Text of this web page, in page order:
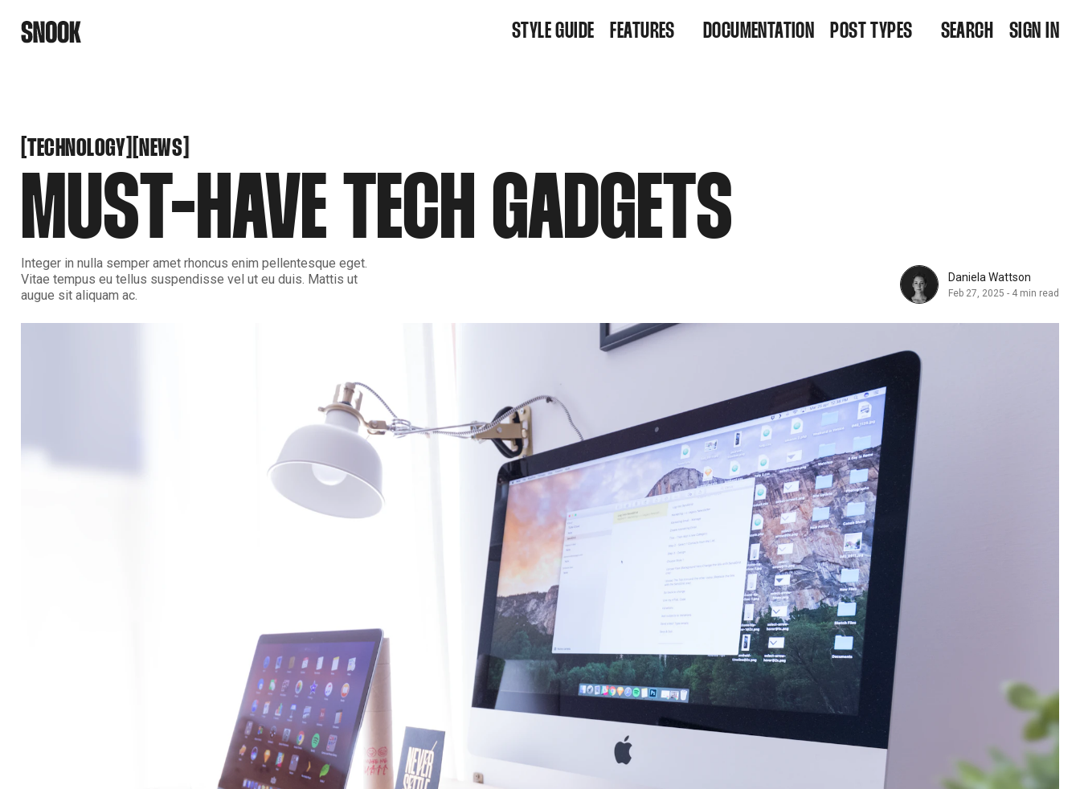
STYLE GUIDE
FEATURES
MEMBERSHIP
CONTACT
FAQ
404
DOCUMENTATION
POST TYPES
MEMBERS ONLY POST
SEARCH SIGN IN
[TECHNOLOGY NEWS
MUST-HAVE TECH GADGETS
Integer in nulla semper amet rhoncus enim pellentesque eget.
Vitae tempus eu tellus suspendisse vel ut eu duis. Mattis ut
augue sit aliquam ac.
Daniela Wattson
Feb 27, 2025 - 4 min read